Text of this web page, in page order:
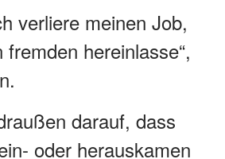
verliere meinen Job,
hereinlasse“,
darauf, dass
oder herauskamen